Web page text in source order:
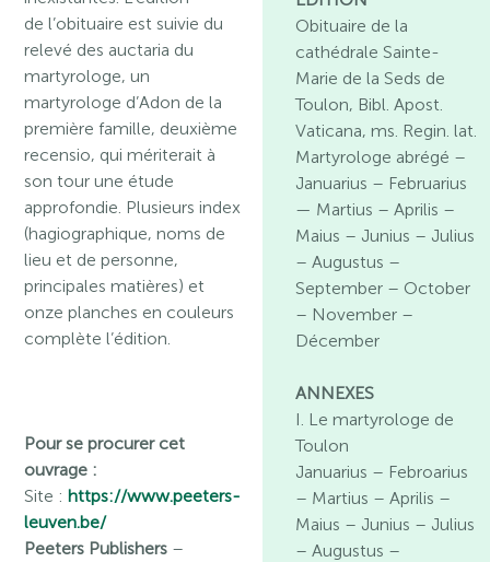
de l’obituaire est suivie du
relevé des auctaria du
martyrologe, un
martyrologe d’Adon de la
première famille, deuxième
recensio, qui mériterait à
son tour une étude
approfondie. Plusieurs index
(hagiographique, noms de
lieu et de personne,
principales matières) et
onze planches en couleurs
complète l’édition.
Pour se procurer cet
ouvrage :
Site :https://www.peeters-
leuven.be/
Peeters Publishers –
Obituaire de la
cathédrale Sainte-
Marie de la Seds de
Toulon, Bibl. Apost.
Vaticana, ms. Regin. lat.
Martyrologe abrégé –
Januarius – Februarius
— Martius – Aprilis –
Maius – Junius – Julius
– Augustus –
September – October
– November –
Décember
ANNEXES
I. Le martyrologe de
Toulon
Januarius – Febroarius
– Martius – Aprilis –
Maius – Junius – Julius
– Augustus –